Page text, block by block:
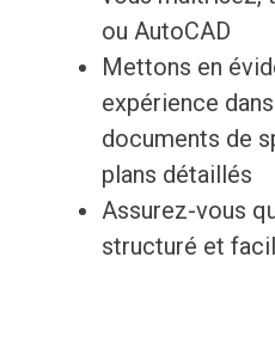
ou AutoCAD
Mettons en
expérience
documents de
plans détaillés
Assurez-vous
structuré et